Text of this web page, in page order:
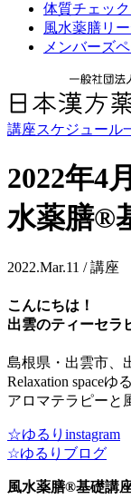
体質チェック
風水薬膳リ
メンバーズ
講座スケジュール
2022年4
水薬膳®
2022.Mar.11 / 講座
こんにちは！
出雲のティーセラ
島根県・出雲市、
Relaxation space
アロマテラピーと
☆ゆるりinstagram
☆ゆるりブログ
風水薬膳®基礎講